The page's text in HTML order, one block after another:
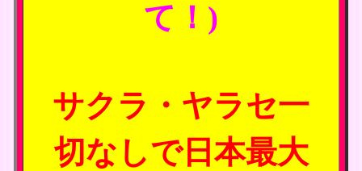
て！)
サクラ・ヤラセ一
切なしで日本最大